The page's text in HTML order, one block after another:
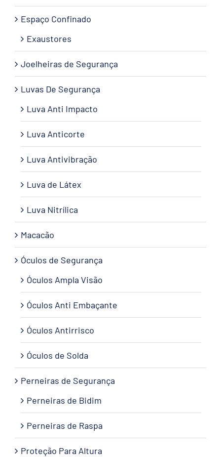
Espaço Confinado
Exaustores
Joelheiras de Segurança
Luvas De Segurança
Luva Anti Impacto
Luva Anticorte
Luva Antivibração
Luva de Látex
Luva Nitrílica
Macacão
Óculos de Segurança
Óculos Ampla Visão
Óculos Anti Embaçante
Óculos Antirrisco
Óculos de Solda
Perneiras de Segurança
Perneiras de Bidim
Perneiras de Raspa
Proteção Para Altura